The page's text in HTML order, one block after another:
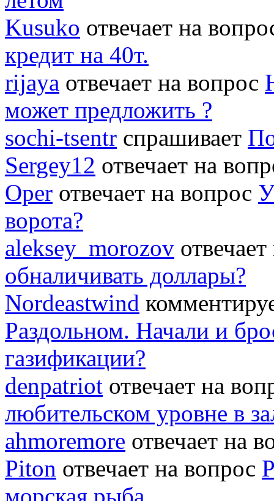
Kusuko отвечает на
кредит на 40т.
rijaya отвечает на вопрос
может предложить ?
sochi-tsentr спрашивает
Sergey12 отвечает на
Oper отвечает на вопрос
ворота?
aleksey_morozov
обналичивать доллары?
Nordeastwind
Раздольном. Начали и
газификации?
denpatriot отвечает на
любительском уровне в
ahmoremore отвечает на
Piton отвечает на вопрос